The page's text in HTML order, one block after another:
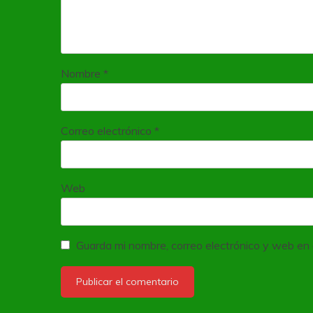
Nombre *
Correo electrónico *
Web
Guarda mi nombre, correo electrónico y web